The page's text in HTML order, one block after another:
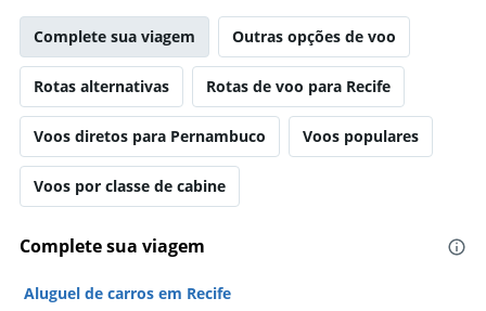
Complete sua viagem Outras opções de voo
Rotas alternativas Rotas de voo para Recife
Voos diretos para Pernambuco Voos populares
Voos por classe de cabine
Complete sua viagem
Aluguel de carros em Recife